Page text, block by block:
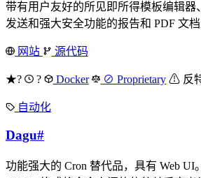
带有用户友好的所见即所得模板编辑器
发送和强大安全功能的报告和 PDF 文档
网站 源代码
★? ? Docker ⊘ Proprietary ⚠ 反
自动化
Dagu#
功能强大的 Cron 替代品，具有 Web UI